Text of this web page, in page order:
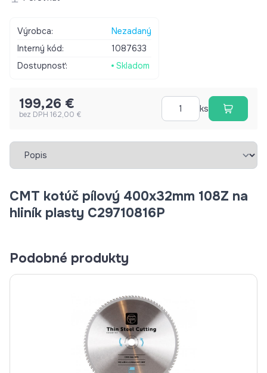
Výrobca:
Nezadaný
Interný kód:
1087633
Dostupnosť:
Skladom
199,26 €
bez DPH 162,00 €
ks
Vybrať záložku
CMT kotúč pílový 400x32mm 108Z na
hliník plasty C29710816P
Podobné produkty